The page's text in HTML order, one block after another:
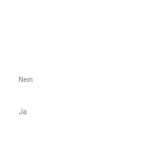
Nein
Ja